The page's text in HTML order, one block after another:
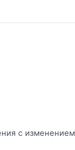
с изменением